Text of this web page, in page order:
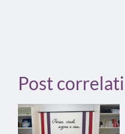
Post correlati